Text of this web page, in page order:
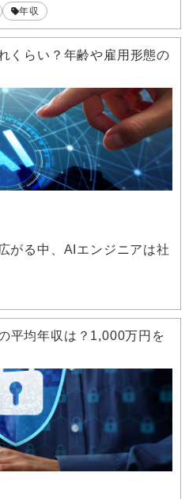
年収
くらい？年齢や雇用形態の
がる中、AIエンジニアは社
平均年収は？1,000万円を